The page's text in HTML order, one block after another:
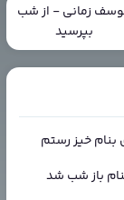
زمانی - از شب
بپرسید
خیز رستم
باز شب شد